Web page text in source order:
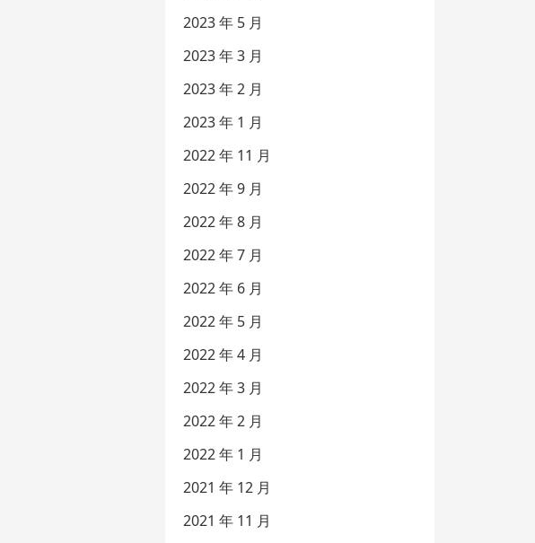
2023 年 5 月
2023 年 3 月
2023 年 2 月
2023 年 1 月
2022 年 11 月
2022 年 9 月
2022 年 8 月
2022 年 7 月
2022 年 6 月
2022 年 5 月
2022 年 4 月
2022 年 3 月
2022 年 2 月
2022 年 1 月
2021 年 12 月
2021 年 11 月